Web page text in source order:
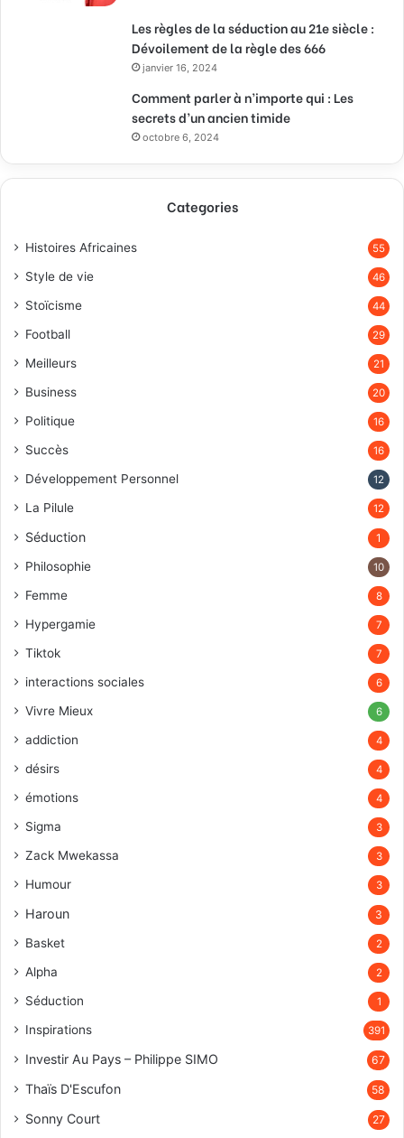
Les règles de la séduction au 21e siècle :
Dévoilement de la règle des 666
janvier 16, 2024
Comment parler à n’importe qui : Les
secrets d’un ancien timide
octobre 6, 2024
Categories
Histoires Africaines 55
Style de vie 46
Stoïcisme 44
Football 29
Meilleurs 21
Business 20
Politique 16
Succès 16
Développement Personnel 12
La Pilule 12
Séduction 1
Philosophie 10
Femme 8
Hypergamie 7
Tiktok 7
interactions sociales 6
Vivre Mieux 6
addiction 4
désirs 4
émotions 4
Sigma 3
Zack Mwekassa 3
Humour 3
Haroun 3
Basket 2
Alpha 2
Séduction 1
Inspirations 391
Investir Au Pays – Philippe SIMO 67
Thaïs D'Escufon 58
Sonny Court 27